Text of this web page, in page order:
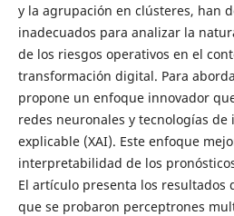
y la agrupación en clústeres, han
inadecuados para analizar la
de los riesgos operativos en el
transformación digital. Para
propone un enfoque innovador
redes neuronales y tecnologías
explicable (XAI). Este enfoque
interpretabilidad de los
El artículo presenta los resultados
que se probaron perceptrones